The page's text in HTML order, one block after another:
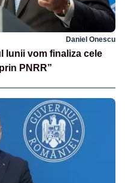
Daniel Onescu
lunii vom finaliza cele
PNRR”